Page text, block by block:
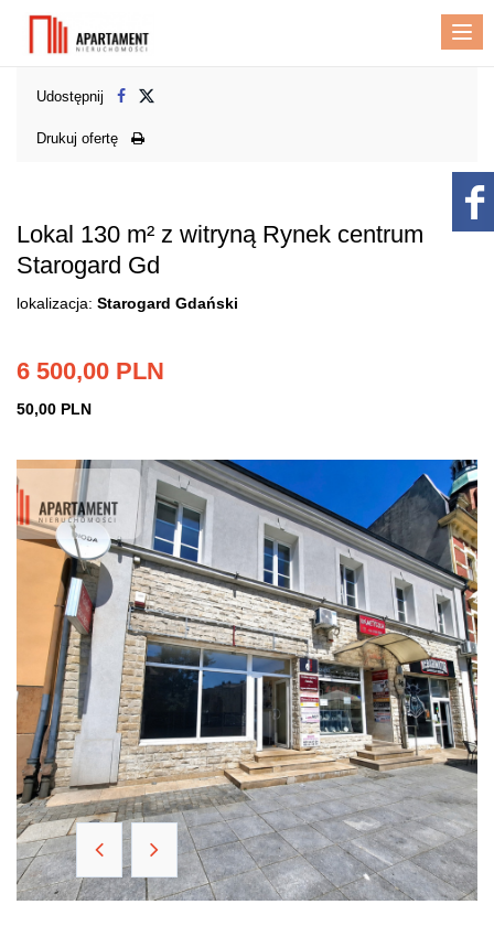
Udostępnij
Drukuj ofertę
Lokal 130 m² z witryną Rynek centrum
Starogard Gd
lokalizacja: Starogard Gdański
6 500,00 PLN
50,00 PLN